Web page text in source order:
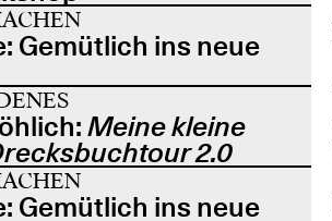
Gemütlich ins neue
Meine kleine
2.0
Gemütlich ins neue